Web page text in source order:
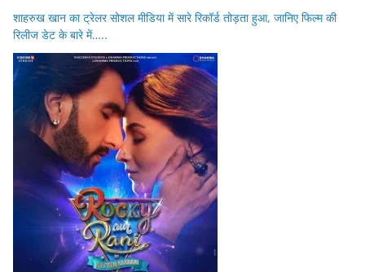
शाहरुख खान का ट्रेलर सोशल मीडिया में सारे रिकॉर्ड तोड़ता हुआ, जानिए फिल्म की
रिलीज डेट के बारे में…..